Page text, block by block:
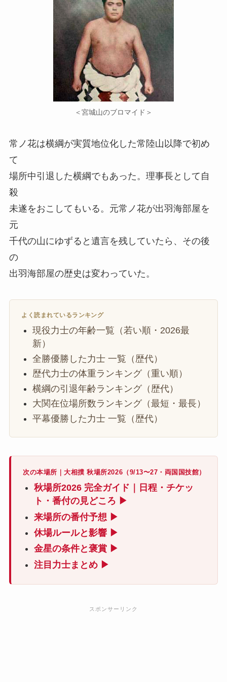
＜宮城山のブロマイド＞
常ノ花は横綱が実質地位化した常陸山以降で初め
て
場所中引退した横綱でもあった。理事長として自
殺
未遂をおこしてもいる。元常ノ花が出羽海部屋を
元
千代の山にゆずると遺言を残していたら、その後
の
出羽海部屋の歴史は変わっていた。
よく読まれているランキング
現役力士の年齢一覧（若い順・2026最
新）
全勝優勝した力士 一覧（歴代）
歴代力士の体重ランキング（重い順）
横綱の引退年齢ランキング（歴代）
大関在位場所数ランキング（最短・最長）
平幕優勝した力士 一覧（歴代）
次の本場所｜大相撲 秋場所2026（9/13〜27・両国国技館）
秋場所2026 完全ガイド｜日程・チケッ
ト・番付の見どころ ▶
来場所の番付予想 ▶
休場ルールと影響 ▶
金星の条件と褒賞 ▶
注目力士まとめ ▶
スポンサーリンク